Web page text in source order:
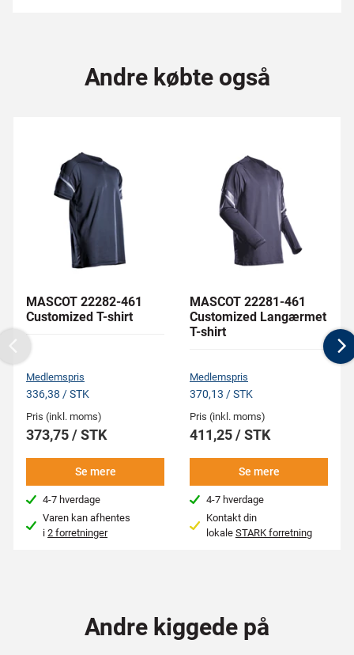
Andre købte også
MASCOT 22282-461
Customized T-shirt
Medlemspris
336,38 / STK
Pris (inkl. moms)
373,75 / STK
Se mere
4-7 hverdage
Varen kan afhentes
i2 forretninger
MASCOT 22281-461
Customized Langærmet
T-shirt
Medlemspris
370,13 / STK
Pris (inkl. moms)
411,25 / STK
Se mere
4-7 hverdage
Kontakt din
lokale STARK forretning
Previous
Andre kiggede på